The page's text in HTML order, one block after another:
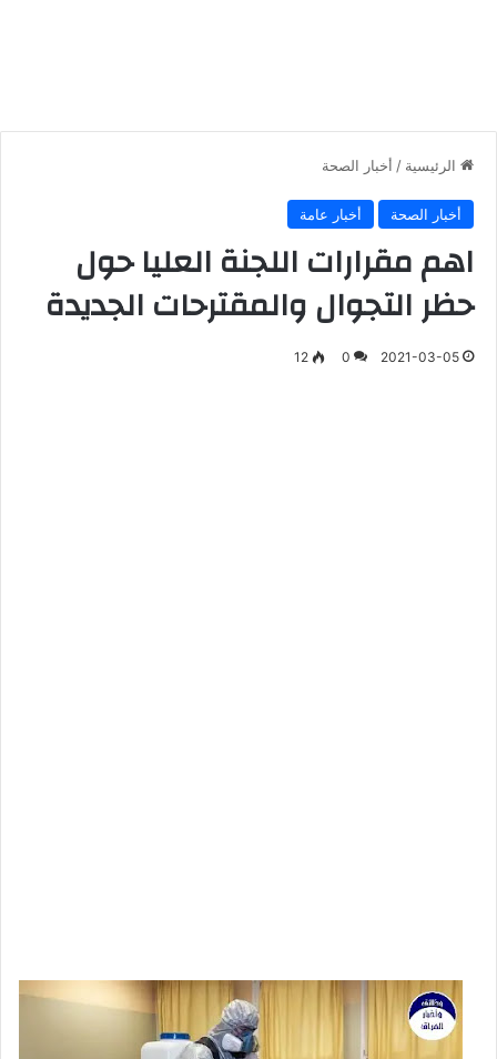
الرئيسية / أخبار الصحة
أخبار الصحة أخبار عامة
اهم مقرارات اللجنة العليا حول
حظر التجوال والمقترحات الجديدة
2021-03-05
0
12